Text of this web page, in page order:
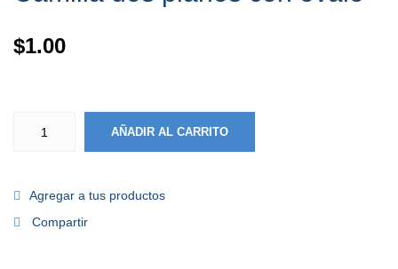
$1.00
AÑADIR AL CARRITO
Agregar a tus productos
Compartir